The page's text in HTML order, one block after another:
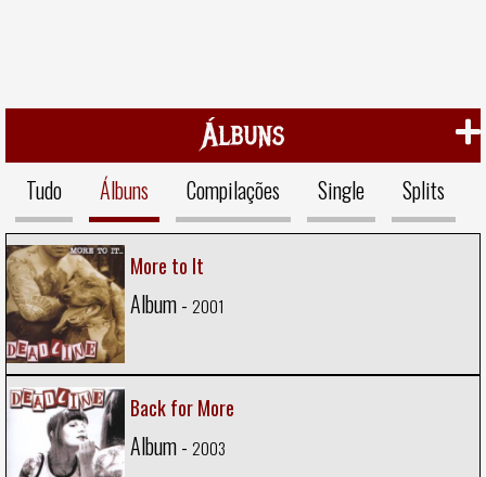
Álbuns
Tudo Álbuns Compilações Single Splits
More to It
Album - 2001
Back for More
Album - 2003